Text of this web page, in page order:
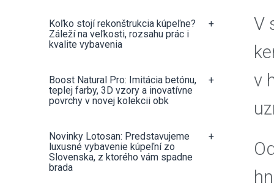
Koľko stojí rekonštrukcia kúpeľne?
Záleží na veľkosti, rozsahu prác i
kvalite vybavenia
+
Boost Natural Pro: Imitácia betónu,
teplej farby, 3D vzory a inovatívne
povrchy v novej kolekcii obk
+
Novinky Lotosan: Predstavujeme
luxusné vybavenie kúpeľní zo
Slovenska, z ktorého vám spadne
brada
+
V
v